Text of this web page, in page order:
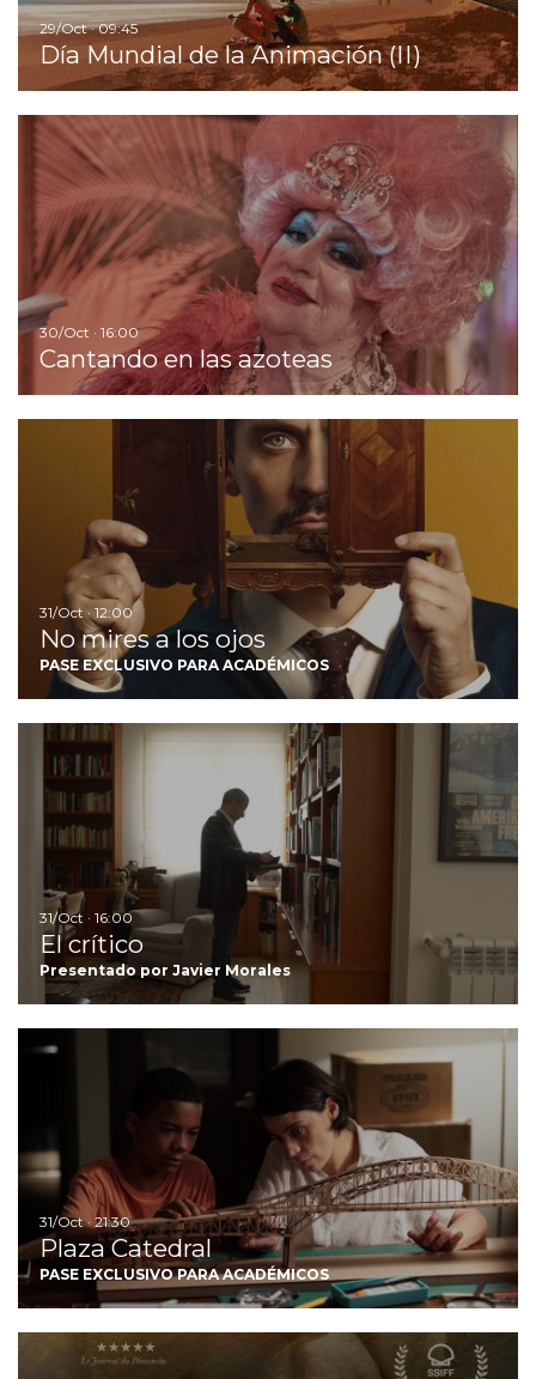
29/Oct · 09:45
Día Mundial de la Animación (II)
30/Oct · 16:00
Cantando en las azoteas
31/Oct · 12:00
No mires a los ojos
PASE EXCLUSIVO PARA ACADÉMICOS
31/Oct · 16:00
El crítico
Presentado por Javier Morales
31/Oct · 21:30
Plaza Catedral
PASE EXCLUSIVO PARA ACADÉMICOS